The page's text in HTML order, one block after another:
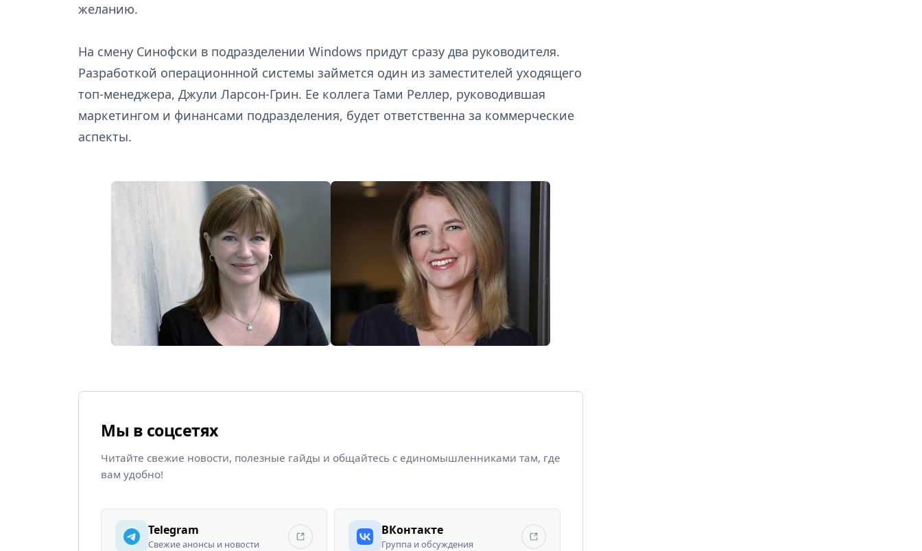
желанию.
На смену Синофски в подразделении Windows придут сразу два руководителя.
Разработкой операционнной системы займется один из заместителей уходящего
топ-менеджера, Джули Ларсон-Грин. Ее коллега Тами Реллер, руководившая
маркетингом и финансами подразделения, будет ответственна за коммерческие
аспекты.
Мы в соцсетях
Читайте свежие новости, полезные гайды и общайтесь с единомышленниками там, где
вам удобно!
Telegram
Свежие анонсы и новости
ВКонтакте
Группа и обсуждения